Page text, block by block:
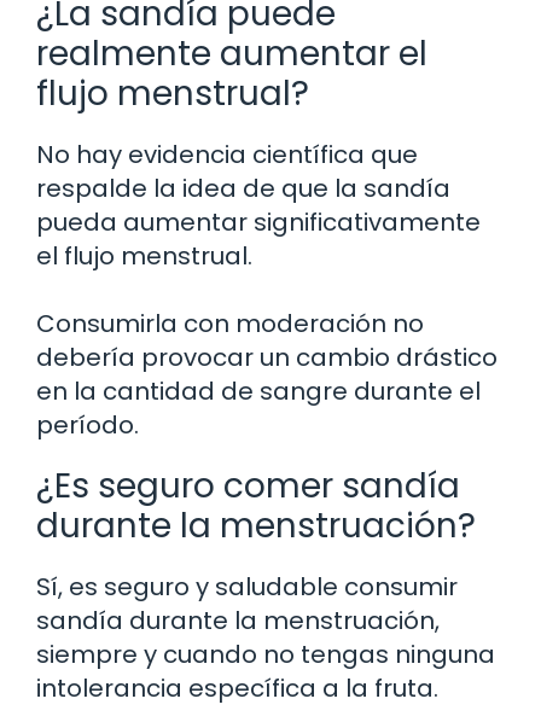
¿La sandía puede
realmente aumentar el
flujo menstrual?
No hay evidencia científica que
respalde la idea de que la sandía
pueda aumentar significativamente
el flujo menstrual.
Consumirla con moderación no
debería provocar un cambio drástico
en la cantidad de sangre durante el
período.
¿Es seguro comer sandía
durante la menstruación?
Sí, es seguro y saludable consumir
sandía durante la menstruación,
siempre y cuando no tengas ninguna
intolerancia específica a la fruta.